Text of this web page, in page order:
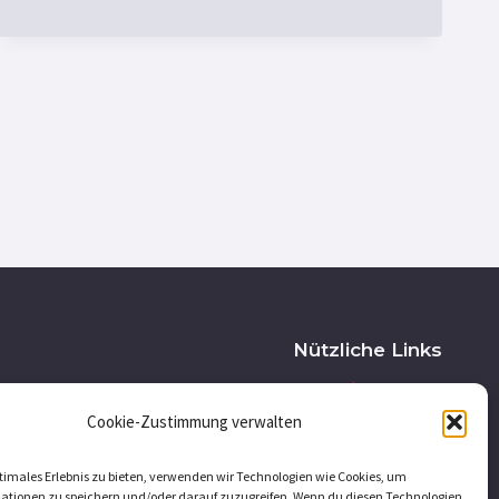
Cookie-Zustimmung verwalten
Erlebnis zu bieten, verwenden wir Technologien wie Cookies, um
Nützliche Links
Impressum
Datenschutzerklärung
Cookie-Richtlinie (EU)